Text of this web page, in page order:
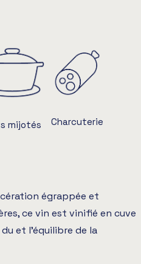
mijotés Charcuterie
égrappée et
ce vin est vinifié en cuve
et l'équilibre de la